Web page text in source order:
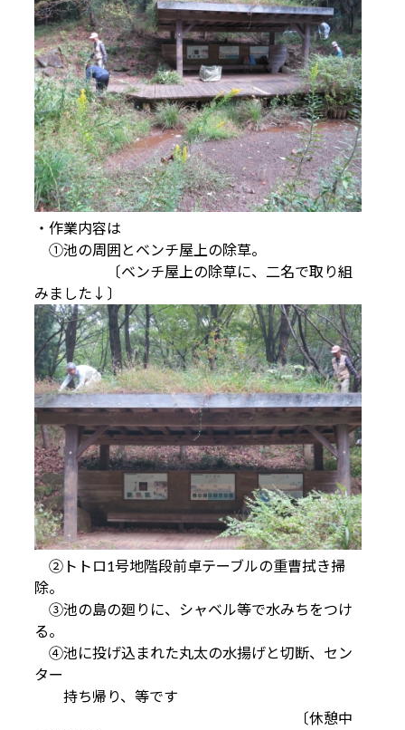
・作業内容は
①池の周囲とベンチ屋上の除草。
〔ベンチ屋上の除草に、二名で取り組
みました↓〕
②トトロ1号地階段前卓テーブルの重曹拭き掃
除。
③池の島の廻りに、シャベル等で水みちをつけ
る。
④池に投げ込まれた丸太の水揚げと切断、セン
ター
持ち帰り、等です
〔休憩中